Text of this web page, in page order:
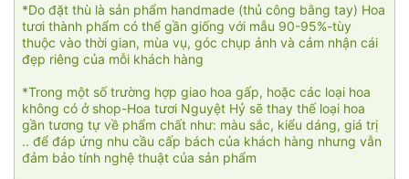
*Do đặt thù là sản phẩm handmade (thủ công bằng tay) Hoa
tươi thành phẩm có thể gần giống với mẫu 90-95%-tùy
thuộc vào thời gian, mùa vụ, góc chụp ảnh và cảm nhận cái
đẹp riêng của mỗi khách hàng
*Trong một số trường hợp giao hoa gấp, hoặc các loại hoa
không có ở shop-Hoa tươi Nguyệt Hỷ sẽ thay thế loại hoa
gần tương tự về phẩm chất như: màu sắc, kiểu dáng, giá trị
.. để đáp ứng nhu cầu cấp bách của khách hàng nhưng vẫn
đảm bảo tính nghệ thuật của sản phẩm